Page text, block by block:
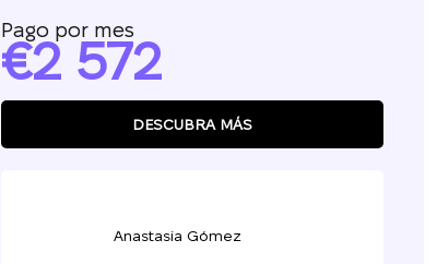
Pago por mes
2 572
DESCUBRA MÁS
Anastasia Gómez